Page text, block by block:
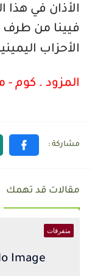
الأذان في هذا
فيينا من
الأحزاب
المزود . كوم -
مقالات قد تهمك
متفرقات